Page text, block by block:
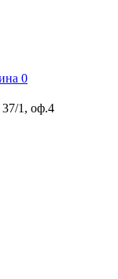
0
37/1, оф.4